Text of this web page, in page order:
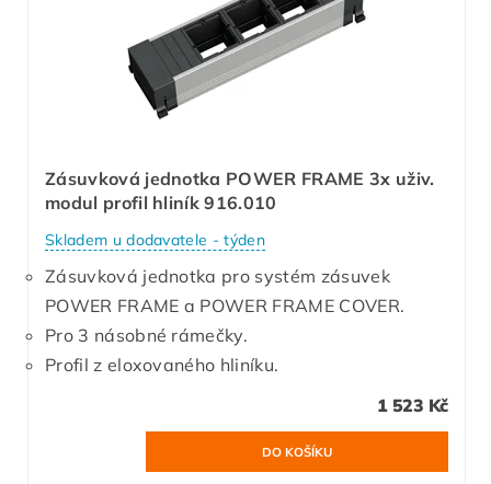
Zásuvková jednotka POWER FRAME 3x uživ.
modul profil hliník 916.010
Skladem u dodavatele - týden
Zásuvková jednotka pro systém zásuvek
POWER FRAME a POWER FRAME COVER.
Pro 3 násobné rámečky.
Profil z eloxovaného hliníku.
1 523 Kč